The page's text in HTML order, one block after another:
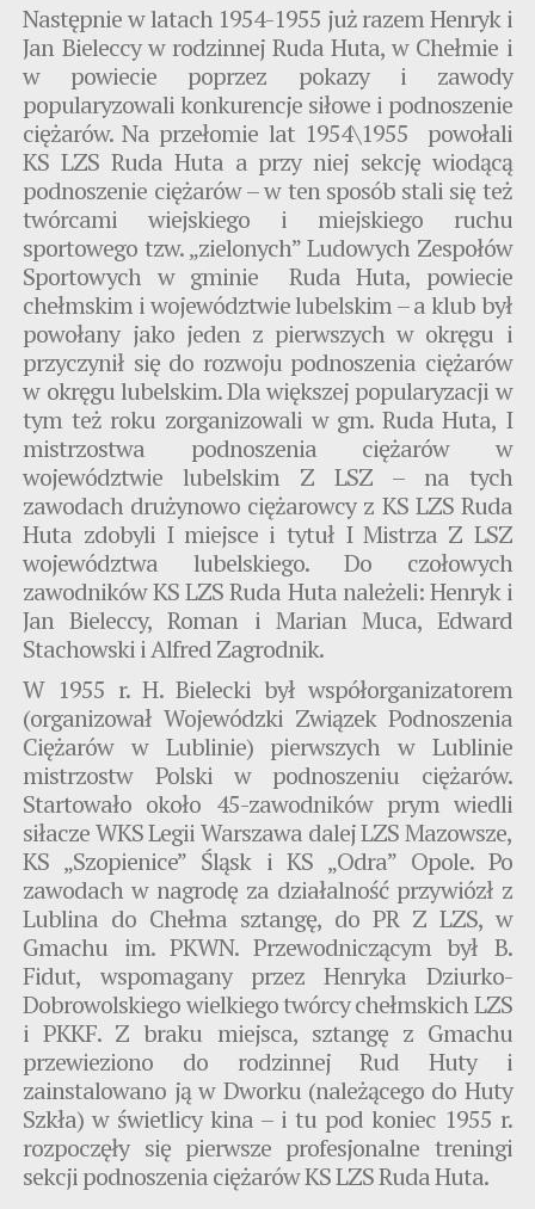
Następnie w latach 1954-1955 już razem Henryk i
Jan Bieleccy w rodzinnej Ruda Huta, w Chełmie i
w powiecie poprzez pokazy i zawody
popularyzowali konkurencje siłowe i podnoszenie
ciężarów. Na przełomie lat 1954\1955 powołali
KS LZS Ruda Huta a przy niej sekcję wiodącą
podnoszenie ciężarów – w ten sposób stali się też
twórcami wiejskiego i miejskiego ruchu
sportowego tzw. „zielonych” Ludowych Zespołów
Sportowych w gminie Ruda Huta, powiecie
chełmskim i województwie lubelskim – a klub był
powołany jako jeden z pierwszych w okręgu i
przyczynił się do rozwoju podnoszenia ciężarów
w okręgu lubelskim. Dla większej popularyzacji w
tym też roku zorganizowali w gm. Ruda Huta, I
mistrzostwa podnoszenia ciężarów w
województwie lubelskim Z LSZ – na tych
zawodach drużynowo ciężarowcy z KS LZS Ruda
Huta zdobyli I miejsce i tytuł I Mistrza Z LSZ
województwa lubelskiego. Do czołowych
zawodników KS LZS Ruda Huta należeli: Henryk i
Jan Bieleccy, Roman i Marian Muca, Edward
Stachowski i Alfred Zagrodnik.
W 1955 r. H. Bielecki był współorganizatorem
(organizował Wojewódzki Związek Podnoszenia
Ciężarów w Lublinie) pierwszych w Lublinie
mistrzostw Polski w podnoszeniu ciężarów.
Startowało około 45-zawodników prym wiedli
siłacze WKS Legii Warszawa dalej LZS Mazowsze,
KS „Szopienice” Śląsk i KS „Odra” Opole. Po
zawodach w nagrodę za działalność przywiózł z
Lublina do Chełma sztangę, do PR Z LZS, w
Gmachu im. PKWN. Przewodniczącym był B.
Fidut, wspomagany przez Henryka Dziurko-
Dobrowolskiego wielkiego twórcy chełmskich LZS
i PKKF. Z braku miejsca, sztangę z Gmachu
przewieziono do rodzinnej Rud Huty i
zainstalowano ją w Dworku (należącego do Huty
Szkła) w świetlicy kina – i tu pod koniec 1955 r.
rozpoczęły się pierwsze profesjonalne treningi
sekcji podnoszenia ciężarów KS LZS Ruda Huta.